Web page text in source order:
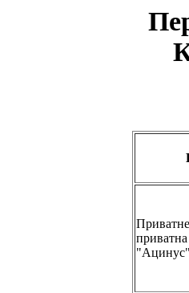
"Ацинус"